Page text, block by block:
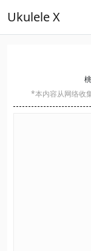
Ukulele X
*本内容从网络收